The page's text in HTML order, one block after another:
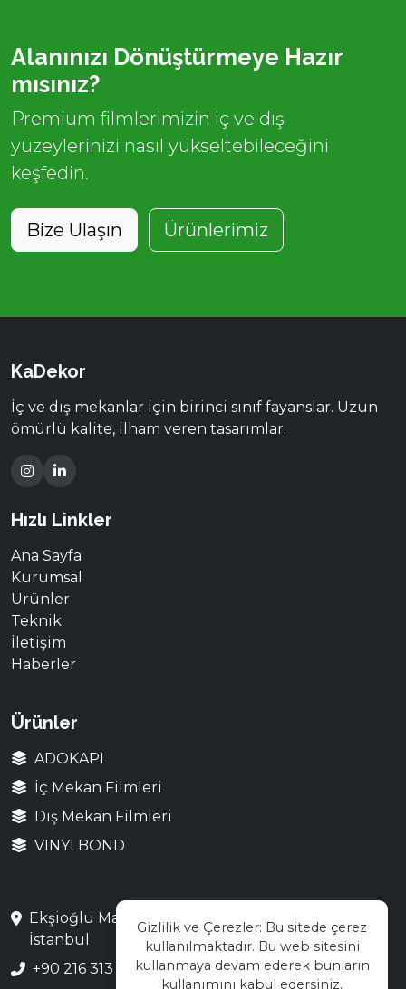
Alanınızı Dönüştürmeye Hazır
mısınız?
Premium filmlerimizin iç ve dış
yüzeylerinizi nasıl yükseltebileceğini
keşfedin.
Bize Ulaşın Ürünlerimiz
KaDekor
İç ve dış mekanlar için birinci sınıf fayanslar. Uzun
ömürlü kalite, ilham veren tasarımlar.
Hızlı Linkler
Ana Sayfa
Kurumsal
Ürünler
Teknik
İletişim
Haberler
Ürünler
ADOKAPI
İç Mekan Filmleri
Dış Mekan Filmleri
VINYLBOND
Ekşioğlu Mah. Saray Cad. No:3 Çekmeköy /
İstanbul
+90 216 313 28 48
Gizlilik ve Çerezler: Bu sitede çerez
kullanılmaktadır. Bu web sitesini
kullanmaya devam ederek bunların
kullanımını kabul edersiniz.